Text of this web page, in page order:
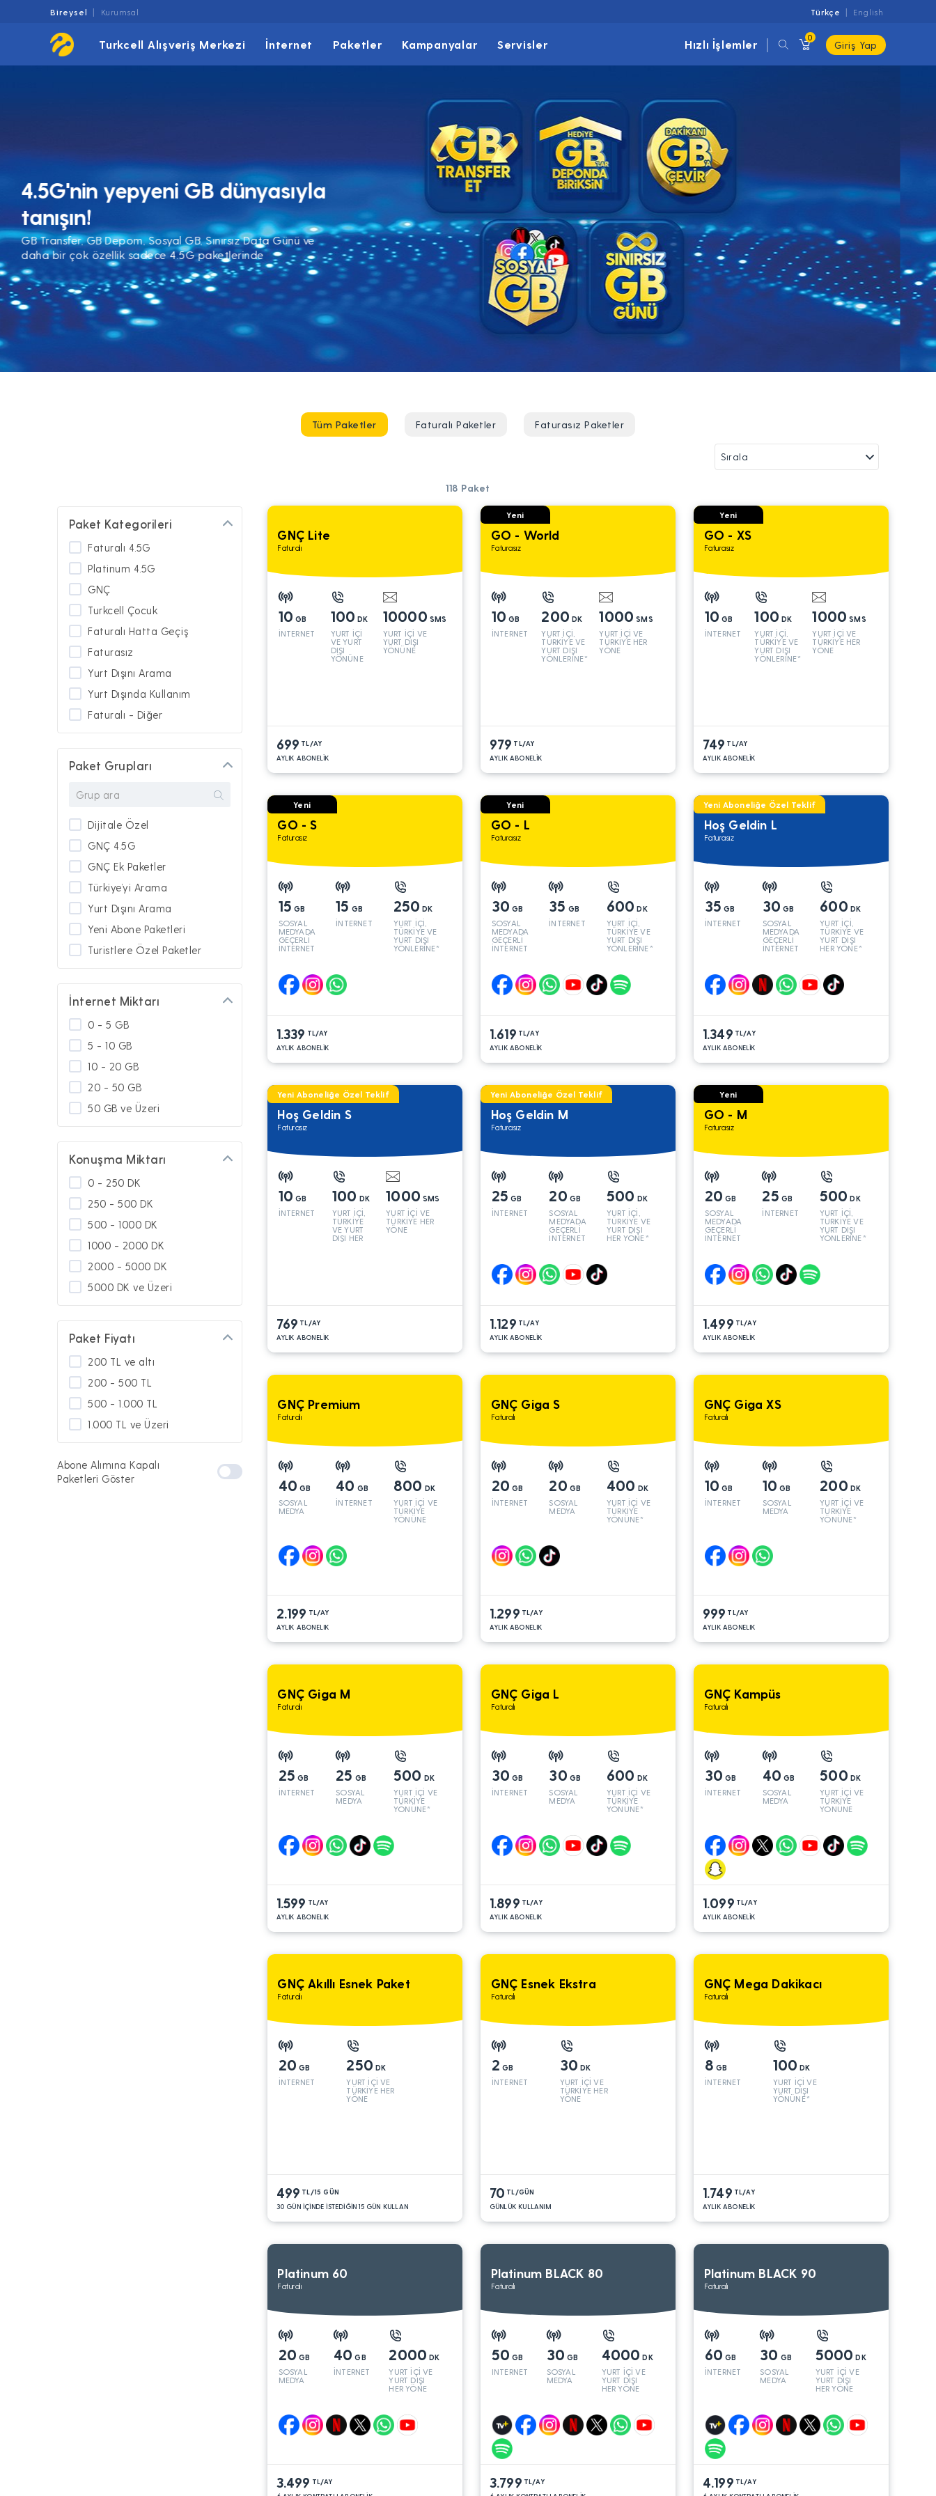
Bireysel Kurumsal Türkçe English
Turkcell Alışveriş Merkezi İnternet Paketler Kampanyalar Servisler Hızlı İşlemler
0
Giriş Yap
4.5G'nin yepyeni GB dünyasıyla
tanışın!
GB Transfer, GB Depom, Sosyal GB, Sınırsız Data Günü ve
daha bir çok özellik sadece 4.5G paketlerinde
Tüm Paketler Faturalı Paketler Faturasız Paketler
118 Paket
GNÇ Lite
Faturalı
10 GB
İNTERNET
100 DK
YURT İÇİ
VE YURT
DIŞI
YÖNÜNE
10000 SMS
YURT İÇİ VE
YURT DIŞI
YÖNÜNE
699 TL/AY
AYLIK ABONELİK
Yeni
GO - World
Faturasız
10 GB
İNTERNET
200 DK
YURT İÇİ,
TÜRKİYE VE
YURT DIŞI
YÖNLERİNE*
1000 SMS
YURT İÇİ VE
TÜRKİYE HER
YÖNE
979 TL/AY
AYLIK ABONELİK
Yeni
GO - XS
Faturasız
10 GB
İNTERNET
100 DK
YURT İÇİ,
TÜRKİYE VE
YURT DIŞI
YÖNLERİNE*
1000 SMS
YURT İÇİ VE
TÜRKİYE HER
YÖNE
749 TL/AY
AYLIK ABONELİK
Yeni
GO - S
Faturasız
15 GB
SOSYAL
MEDYADA
GEÇERLİ
İNTERNET
15 GB
İNTERNET
250 DK
YURT İÇİ,
TÜRKİYE VE
YURT DIŞI
YÖNLERİNE*
1.339 TL/AY
AYLIK ABONELİK
Yeni
GO - L
Faturasız
30 GB
SOSYAL
MEDYADA
GEÇERLİ
İNTERNET
35 GB
İNTERNET
600 DK
YURT İÇİ,
TÜRKİYE VE
YURT DIŞI
YÖNLERİNE*
1.619 TL/AY
AYLIK ABONELİK
Yeni Aboneliğe Özel Teklif
Hoş Geldin L
Faturasız
35 GB
İNTERNET
30 GB
SOSYAL
MEDYADA
GEÇERLİ
İNTERNET
600 DK
YURT İÇİ,
TÜRKİYE VE
YURT DIŞI
HER YÖNE*
1.349 TL/AY
AYLIK ABONELİK
Yeni Aboneliğe Özel Teklif
Hoş Geldin S
Faturasız
10 GB
İNTERNET
100 DK
YURT İÇİ,
TÜRKİYE
VE YURT
DIŞI HER
1000 SMS
YURT İÇİ VE
TÜRKİYE HER
YÖNE
769 TL/AY
AYLIK ABONELİK
Yeni Aboneliğe Özel Teklif
Hoş Geldin M
Faturasız
25 GB
İNTERNET
20 GB
SOSYAL
MEDYADA
GEÇERLİ
İNTERNET
500 DK
YURT İÇİ,
TÜRKİYE VE
YURT DIŞI
HER YÖNE*
1.129 TL/AY
AYLIK ABONELİK
Yeni
GO - M
Faturasız
20 GB
SOSYAL
MEDYADA
GEÇERLİ
İNTERNET
25 GB
İNTERNET
500 DK
YURT İÇİ,
TÜRKİYE VE
YURT DIŞI
YÖNLERİNE*
1.499 TL/AY
AYLIK ABONELİK
GNÇ Premium
Faturalı
40 GB
SOSYAL
MEDYA
40 GB
İNTERNET
800 DK
YURT İÇİ VE
TÜRKİYE
YÖNÜNE
2.199 TL/AY
AYLIK ABONELIK
GNÇ Giga S
Faturalı
20 GB
İNTERNET
20 GB
SOSYAL
MEDYA
400 DK
YURT İÇİ VE
TÜRKİYE
YÖNÜNE*
1.299 TL/AY
AYLIK ABONELIK
GNÇ Giga XS
Faturalı
10 GB
İNTERNET
10 GB
SOSYAL
MEDYA
200 DK
YURT İÇİ VE
TÜRKİYE
YÖNÜNE*
999 TL/AY
AYLIK ABONELIK
GNÇ Giga M
Faturalı
25 GB
İNTERNET
25 GB
SOSYAL
MEDYA
500 DK
YURT İÇİ VE
TÜRKİYE
YÖNÜNE*
1.599 TL/AY
AYLIK ABONELIK
GNÇ Giga L
Faturalı
30 GB
İNTERNET
30 GB
SOSYAL
MEDYA
600 DK
YURT İÇİ VE
TÜRKİYE
YÖNÜNE*
1.899 TL/AY
AYLIK ABONELIK
GNÇ Kampüs
Faturalı
30 GB
İNTERNET
40 GB
SOSYAL
MEDYA
500 DK
YURT İÇİ VE
TÜRKİYE
YÖNÜNE
1.099 TL/AY
AYLIK ABONELİK
GNÇ Akıllı Esnek Paket
Faturalı
20 GB
İNTERNET
250 DK
YURT İÇİ VE
TÜRKİYE HER
YÖNE
499 TL/15 GÜN
30 GÜN İÇİNDE İSTEDİĞİN 15 GÜN KULLAN
GNÇ Esnek Ekstra
Faturalı
2 GB
İNTERNET
30 DK
YURT İÇİ VE
TÜRKİYE HER
YÖNE
70 TL/GÜN
GÜNLÜK KULLANIM
GNÇ Mega Dakikacı
Faturalı
8 GB
İNTERNET
100 DK
YURT İÇİ VE
YURT DIŞI
YÖNÜNE*
1.749 TL/AY
AYLIK ABONELİK
Platinum 60
Faturalı
20 GB
SOSYAL
MEDYA
40 GB
İNTERNET
2000 DK
YURT İÇİ VE
YURT DIŞI
HER YÖNE
3.499 TL/AY
Platinum BLACK 80
Faturalı
50 GB
INTERNET
30 GB
SOSYAL
MEDYA
4000 DK
YURT İÇİ VE
YURT DIŞI
HER YÖNE
3.799 TL/AY
Platinum BLACK 90
Faturalı
60 GB
İNTERNET
30 GB
SOSYAL
MEDYA
5000 DK
YURT İÇİ VE
YURT DIŞI
HER YÖNE
4.199 TL/AY
Paket Kategorileri
Faturalı 4.5G
Platinum 4.5G
GNÇ
Turkcell Çocuk
Faturalı Hatta Geçiş
Faturasız
Yurt Dışını Arama
Yurt Dışında Kullanım
Faturalı - Diğer
Paket Grupları
Dijitale Özel
GNÇ 4.5G
GNÇ Ek Paketler
Türkiye’yi Arama
Yurt Dışını Arama
Yeni Abone Paketleri
Turistlere Özel Paketler
Güney Kıbrıs'ta Kullanım
Turbo Paketler
İnternet Miktarı
0 - 5 GB
5 - 10 GB
10 - 20 GB
20 - 50 GB
50 GB ve Üzeri
Konuşma Miktarı
0 - 250 DK
250 - 500 DK
500 - 1000 DK
1000 - 2000 DK
2000 - 5000 DK
5000 DK ve Üzeri
Paket Fiyatı
200 TL ve altı
200 - 500 TL
500 - 1.000 TL
1.000 TL ve Üzeri
Abone Alımına Kapalı
Paketleri Göster